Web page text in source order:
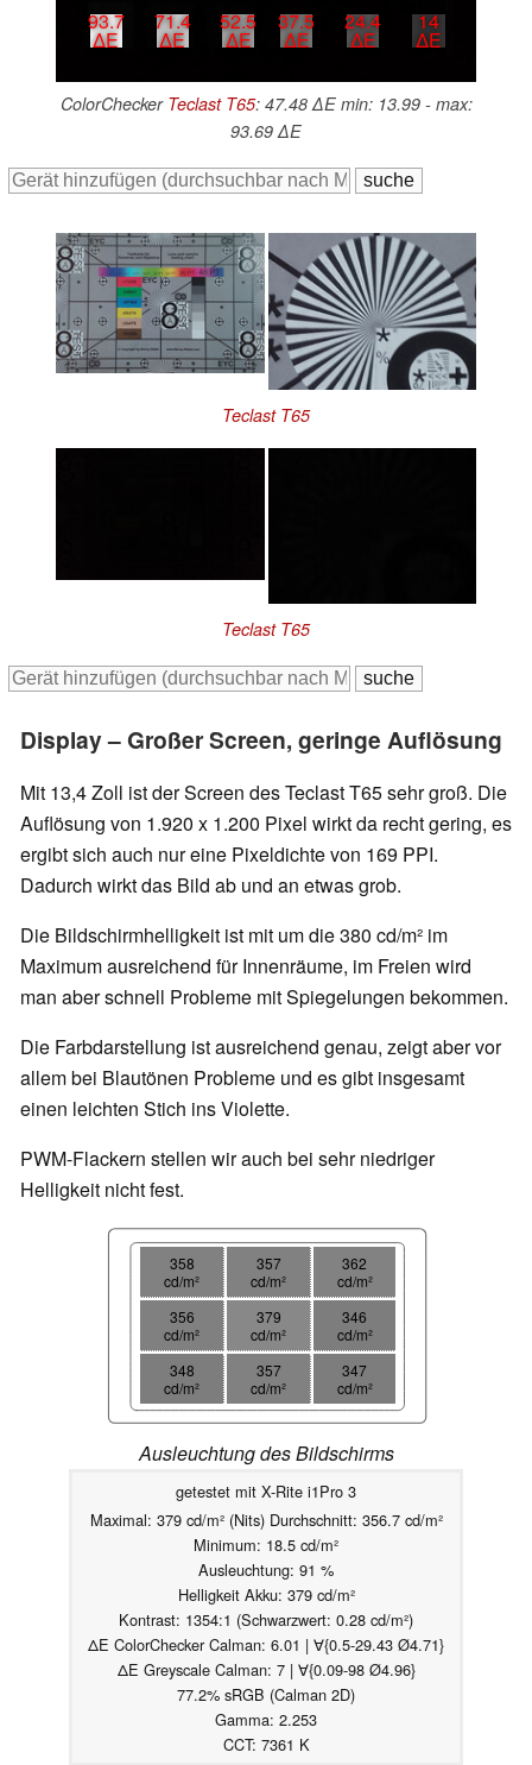
93.7
∆E
71.4
∆E
52.5
∆E
37.5
∆E
24.4
∆E
14
∆E
ColorChecker Teclast T65: 47.48 ∆E min: 13.99 - max:
93.69 ∆E
Teclast T65
Teclast T65
Display – Großer Screen, geringe Auflösung
Mit 13,4 Zoll ist der Screen des Teclast T65 sehr groß. Die
Auflösung von 1.920 x 1.200 Pixel wirkt da recht gering, es
ergibt sich auch nur eine Pixeldichte von 169 PPI.
Dadurch wirkt das Bild ab und an etwas grob.
Die Bildschirmhelligkeit ist mit um die 380 cd/m² im
Maximum ausreichend für Innenräume, im Freien wird
man aber schnell Probleme mit Spiegelungen bekommen.
Die Farbdarstellung ist ausreichend genau, zeigt aber vor
allem bei Blautönen Probleme und es gibt insgesamt
einen leichten Stich ins Violette.
PWM-Flackern stellen wir auch bei sehr niedriger
Helligkeit nicht fest.
358
cd/m²
357
cd/m²
362
cd/m²
356
cd/m²
379
cd/m²
346
cd/m²
348
cd/m²
357
cd/m²
347
cd/m²
Ausleuchtung des Bildschirms
getestet mit X-Rite i1Pro 3
Maximal: 379 cd/m² (Nits) Durchschnitt: 356.7 cd/m²
Minimum: 18.5 cd/m²
Ausleuchtung: 91 %
Helligkeit Akku: 379 cd/m²
Kontrast: 1354:1 (Schwarzwert: 0.28 cd/m²)
ΔE ColorChecker Calman: 6.01 | ∀{0.5-29.43 Ø4.71}
ΔE Greyscale Calman: 7 | ∀{0.09-98 Ø4.96}
77.2% sRGB (Calman 2D)
Gamma: 2.253
CCT: 7361 K